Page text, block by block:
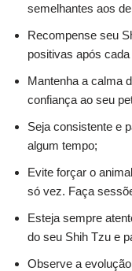
semelhantes aos
Recompense seu
positivas após cada
Mantenha a calma
confiança ao seu
Seja consistente e
algum tempo;
Evite forçar o
só vez. Faça
Esteja sempre
do seu Shih Tzu e
Observe a